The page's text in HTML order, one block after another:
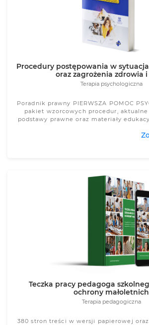
Procedury postępowania w
oraz zagrożenia zdrowia i
Terapia psychologiczna
Poradnik prawny PIERWSZA POMOC
pakiet wzorcowych procedur,
podstawy prawne oraz materiały
Teczka pracy pedagoga
ochrony małoletnich
Terapia pedagogiczna
380 stron treści w wersji papierowej